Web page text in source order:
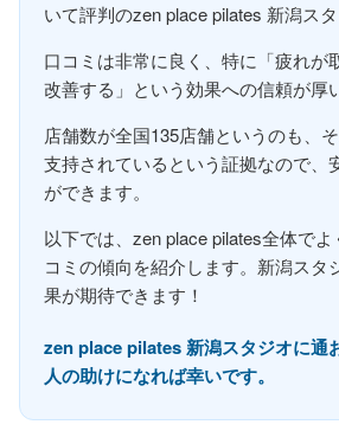
いて評判のzen place pilates 新潟スタ
口コミは非常に良く、特に「疲れが
改善する」という効果への信頼が厚
店舗数が全国135店舗というのも、
支持されているという証拠なので、
ができます。
以下では、zen place pilates全体で
コミの傾向を紹介します。新潟スタ
果が期待できます！
zen place pilates 新潟スタジオに通
人の助けになれば幸いです。